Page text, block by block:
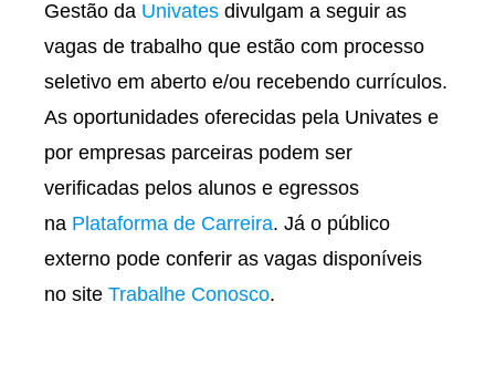
Gestão da Univates divulgam a seguir as
vagas de trabalho que estão com processo
seletivo em aberto e/ou recebendo currículos.
As oportunidades oferecidas pela Univates e
por empresas parceiras podem ser
verificadas pelos alunos e egressos
na Plataforma de Carreira. Já o público
externo pode conferir as vagas disponíveis
no site Trabalhe Conosco.